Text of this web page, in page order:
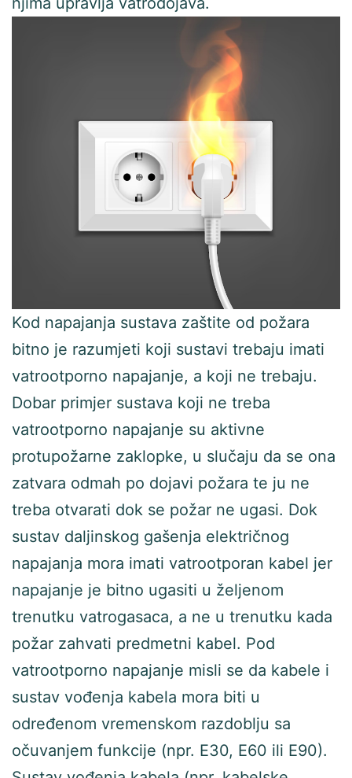
Kod napajanja sustava zaštite od požara
bitno je razumjeti koji sustavi trebaju imati
vatrootporno napajanje, a koji ne trebaju.
Dobar primjer sustava koji ne treba
vatrootporno napajanje su aktivne
protupožarne zaklopke, u slučaju da se ona
zatvara odmah po dojavi požara te ju ne
treba otvarati dok se požar ne ugasi. Dok
sustav daljinskog gašenja električnog
napajanja mora imati vatrootporan kabel jer
napajanje je bitno ugasiti u željenom
trenutku vatrogasaca, a ne u trenutku kada
požar zahvati predmetni kabel. Pod
vatrootporno napajanje misli se da kabele i
sustav vođenja kabela mora biti u
određenom vremenskom razdoblju sa
očuvanjem funkcije (npr. E30, E60 ili E90).